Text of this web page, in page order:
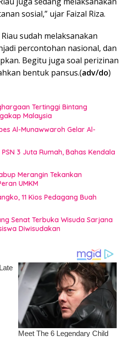
sosial,” ujar Faizal Riza.
sudah melaksanakan
percontohan nasional, dan
Begitu juga soal perizinan
bentuk pansus.(adv/do)
Tertinggi Bintang
Malaysia
Al-Munawwaroh Gelar Al-
3 Juta Rumah, Bahas Kendala
Merangin Tekankan
UMKM
11 Kios Pedagang Buah
Senat Terbuka Wisuda Sarjana
Diwisudakan